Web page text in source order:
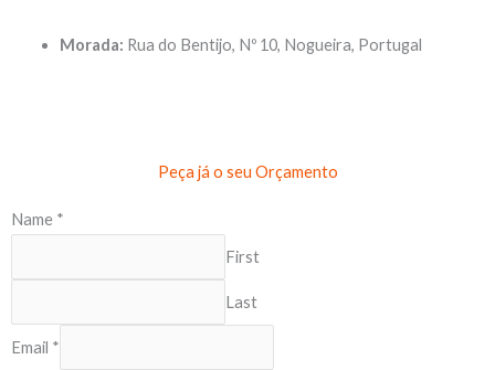
Morada: Rua do Bentijo, Nº 10, Nogueira, Portugal
Peça já o seu Orçamento
Name *
First
Last
Email *